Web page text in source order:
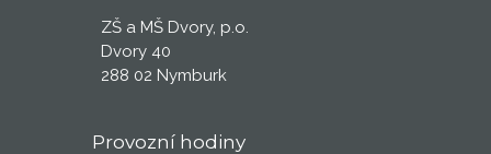
ZŠ a MŠ Dvory, p.o.
Dvory 40
288 02 Nymburk
Provozní hodiny